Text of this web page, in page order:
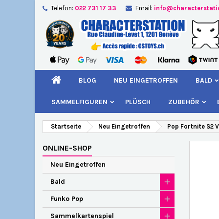
Telefon: 022 731 17 33 Email:
BLOG NEU EINGETROFFEN BALD
SAMMELFIGUREN PLÜSCH ZUBEHÖR
Startseite Neu Eingetroffen Pop Fortnite S2
ONLINE-SHOP
Neu Eingetroffen
Bald
Funko Pop
Sammelkartenspiel